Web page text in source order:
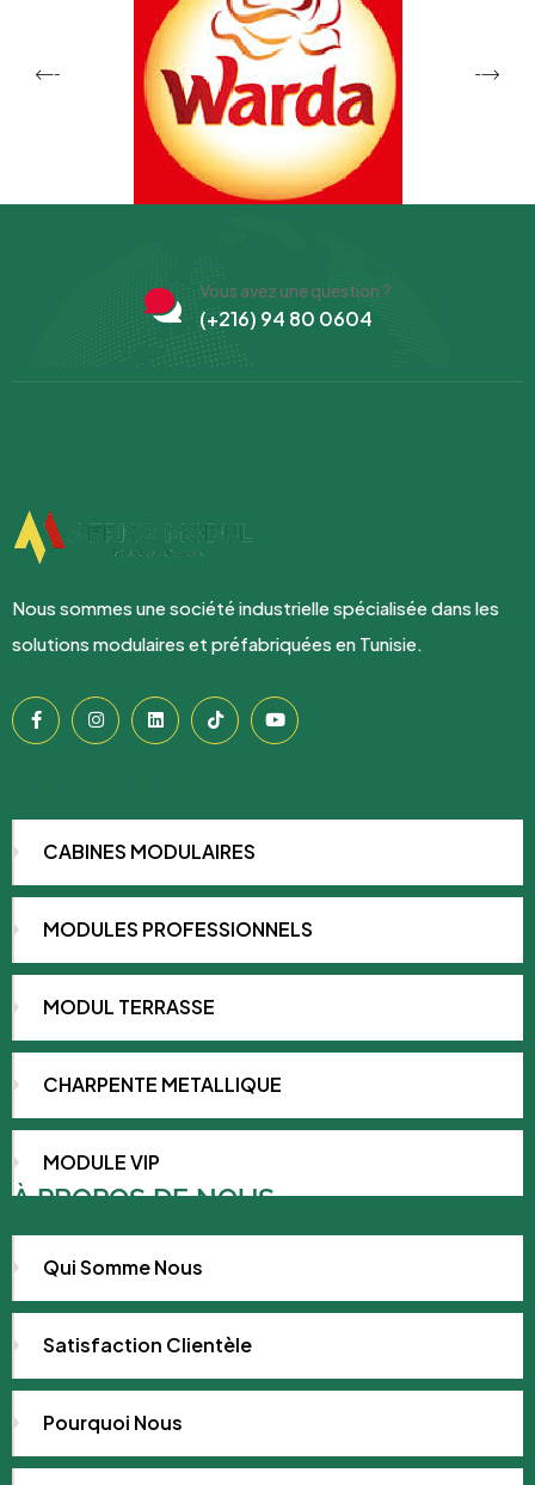
Vous avez une question ?
(+216) 94 80 0604
Nous sommes une société industrielle spécialisée dans les
solutions modulaires et préfabriquées en Tunisie.
CABINES MODULAIRES
MODULES PROFESSIONNELS
MODUL TERRASSE
CHARPENTE METALLIQUE
MODULE VIP
À PROPOS DE NOUS
Qui Somme Nous
Satisfaction Clientèle
Pourquoi Nous